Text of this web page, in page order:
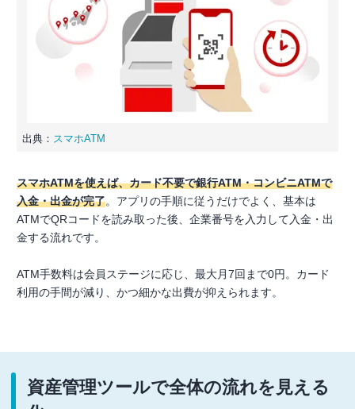
出典： スマホATM
スマホATMを使えば、カード不要で銀行ATM・コンビニATMで
入金・出金が完了。アプリの手順に従うだけでよく、基本は
ATMでQRコードを読み取った後、企業番号を入力して入金・出
金する流れです。
ATM手数料は会員ステージに応じ、最大月7回まで0円。カード
利用の手間が減り、かつ細かな出費が抑えられます。
資産管理ツールで全体の流れを見える